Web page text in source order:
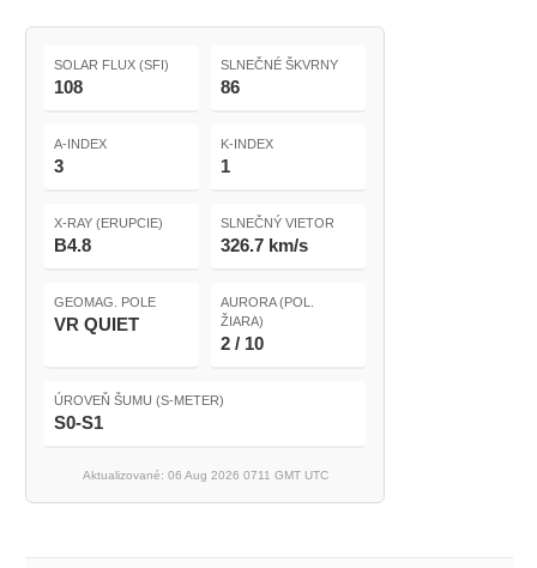
SOLAR FLUX (SFI)
108
SLNEČNÉ ŠKVRNY
86
A-INDEX
3
K-INDEX
1
X-RAY (ERUPCIE)
B4.8
SLNEČNÝ VIETOR
326.7 km/s
GEOMAG. POLE
VR QUIET
AURORA (POL.
ŽIARA)
2 / 10
ÚROVEŇ ŠUMU (S-METER)
S0-S1
Aktualizované: 06 Aug 2026 0711 GMT UTC